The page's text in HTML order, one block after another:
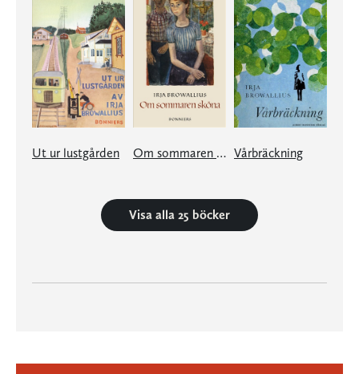
Ut ur lustgården Om sommaren sköna Vårbräckning
Visa alla 25 böcker